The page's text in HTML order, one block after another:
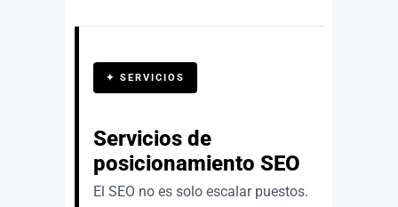
✦ SERVICIOS
Servicios de
posicionamiento SEO
El SEO no es solo escalar puestos.